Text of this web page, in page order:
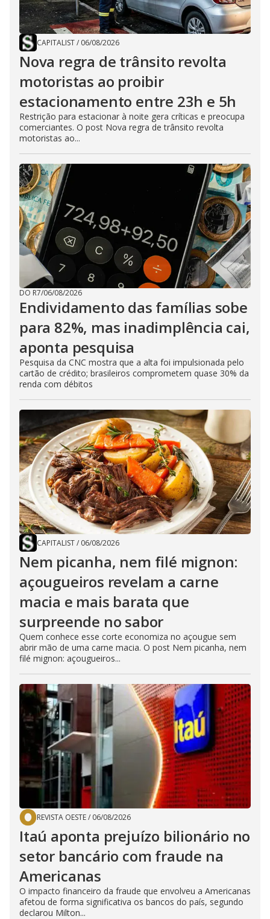
CAPITALIST/ 06/08/2026
Nova regra de trânsito revolta
motoristas ao proibir
estacionamento entre 23h e 5h
Restrição para estacionar à noite gera críticas e preocupa
comerciantes. O post Nova regra de trânsito revolta
motoristas ao...
DO R7/06/08/2026
Endividamento das famílias sobe
para 82%, mas inadimplência cai,
aponta pesquisa
Pesquisa da CNC mostra que a alta foi impulsionada pelo
cartão de crédito; brasileiros comprometem quase 30% da
renda com débitos
CAPITALIST/ 06/08/2026
Nem picanha, nem filé mignon:
açougueiros revelam a carne
macia e mais barata que
surpreende no sabor
Quem conhece esse corte economiza no açougue sem
abrir mão de uma carne macia. O post Nem picanha, nem
filé mignon: açougueiros...
REVISTA OESTE/ 06/08/2026
Itaú aponta prejuízo bilionário no
setor bancário com fraude na
Americanas
O impacto financeiro da fraude que envolveu a Americanas
afetou de forma significativa os bancos do país, segundo
declarou Milton...